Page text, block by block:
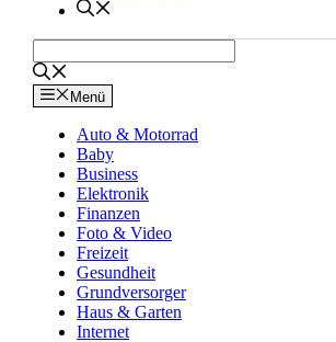
Menü
Auto & Motorrad
Baby
Business
Elektronik
Finanzen
Foto & Video
Freizeit
Gesundheit
Grundversorger
Haus & Garten
Internet